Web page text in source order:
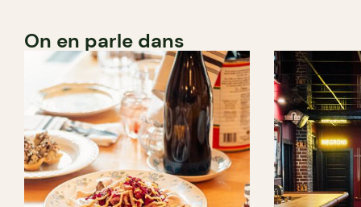
On en parle dans